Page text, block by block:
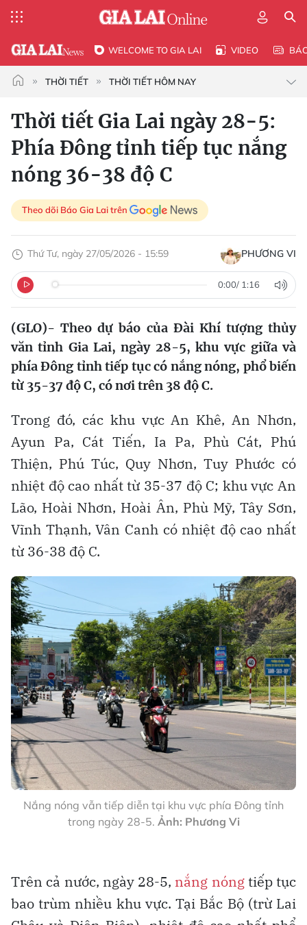
WELCOME TO GIA LAI VIDEO
THỜI TIẾT THỜI TIẾT HÔM NAY
Thời tiết Gia Lai ngày 28-5:
Phía Đông tỉnh tiếp tục nắng
nóng 36-38 độ C
Theo dõi Báo Gia Lai trên
Thứ Tư, ngày 27/05/2026 - 15:59 PHƯƠNG VI
0:00/ 1:16
(GLO)- Theo dự báo của Đài Khí tượng thủy
văn tỉnh Gia Lai, ngày 28-5, khu vực giữa và
phía Đông tỉnh tiếp tục có nắng nóng, phổ biến
từ 35-37 độ C, có nơi trên 38 độ C.
Trong đó, các khu vực An Khê, An Nhơn,
Ayun Pa, Cát Tiến, Ia Pa, Phù Cát, Phú
Thiện, Phú Túc, Quy Nhơn, Tuy Phước có
nhiệt độ cao nhất từ 35-37 độ C; khu vực An
Lão, Hoài Nhơn, Hoài Ân, Phù Mỹ, Tây Sơn,
Vĩnh Thạnh, Vân Canh có nhiệt độ cao nhất
từ 36-38 độ C.
Nắng nóng vẫn tiếp diễn tại khu vực phía Đông tỉnh
trong ngày 28-5. Ảnh: Phương Vi
Trên cả nước, ngày 28-5, nắng nóngtiếp tục
bao trùm nhiều khu vực. Tại Bắc Bộ (trừ Lai